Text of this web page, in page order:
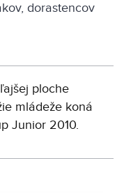
dorastencov
ploche
mládeže koná
Junior 2010.